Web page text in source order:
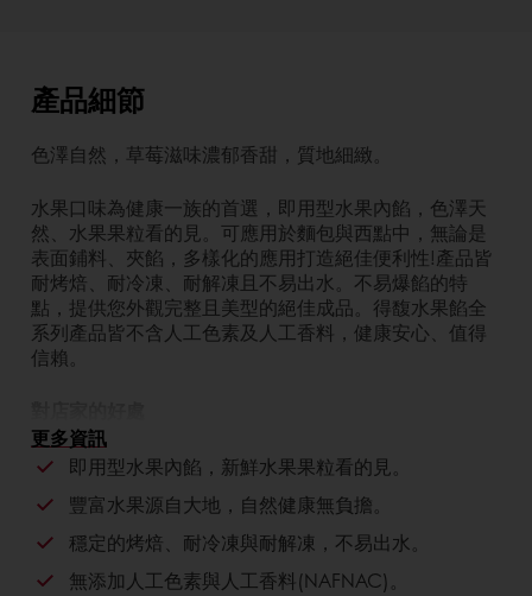
產品細節
色澤自然，草莓滋味濃郁香甜，質地細緻。
水果口味為健康一族的首選，即用型水果內餡，色澤天
然、水果果粒看的見。可應用於麵包與西點中，無論是
表面鋪料、夾餡，多樣化的應用打造絕佳便利性!產品皆
耐烤焙、耐冷凍、耐解凍且不易出水。不易爆餡的特
點，提供您外觀完整且美型的絕佳成品。得馥水果餡全
系列產品皆不含人工色素及人工香料，健康安心、值得
信賴。
自然馥郁的風味，百吃不厭。
不含人工色素與人工香料。
對消費者的好處
更多資訊
即用型水果內餡，新鮮水果果粒看的見。
豐富水果源自大地，自然健康無負擔。
穩定的烤焙、耐冷凍與耐解凍，不易出水。
無添加人工色素與人工香料(NAFNAC)。